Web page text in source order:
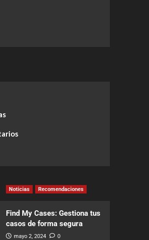
Noticias Recomendaciones
Find My Cases: Gestiona tus
casos de forma segura
mayo 2, 2024 0